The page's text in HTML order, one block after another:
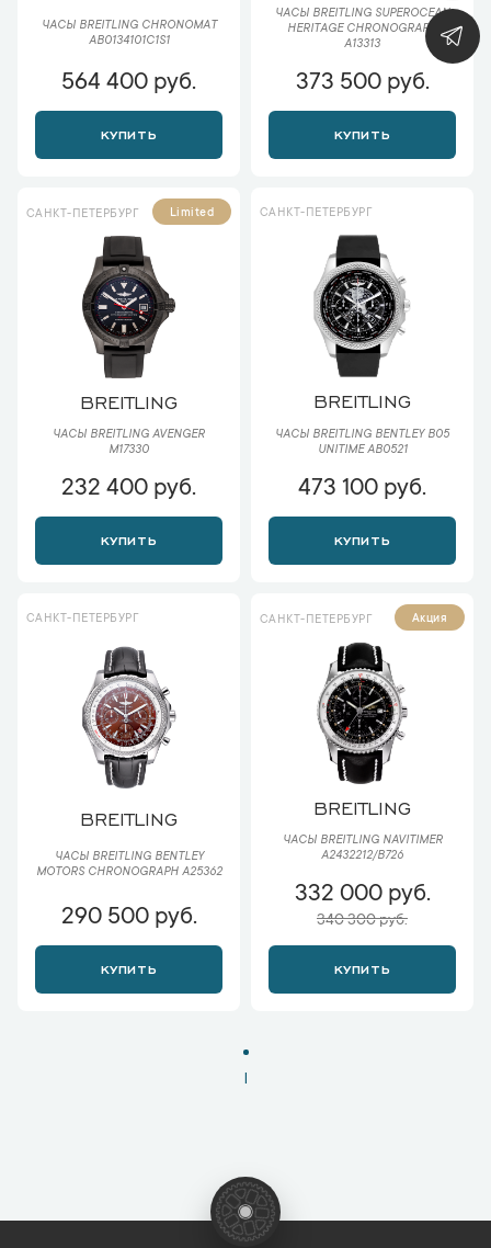
ЧАСЫ BREITLING CHRONOMAT
AB0134101C1S1
564 400 руб.
КУПИТЬ
ЧАСЫ BREITLING SUPEROCEAN
HERITAGE CHRONOGRAPH
A13313
373 500 руб.
КУПИТЬ
САНКТ-ПЕТЕРБУРГ Limited
BREITLING
ЧАСЫ BREITLING AVENGER
M17330
232 400 руб.
КУПИТЬ
САНКТ-ПЕТЕРБУРГ
BREITLING
ЧАСЫ BREITLING BENTLEY B05
UNITIME AB0521
473 100 руб.
КУПИТЬ
САНКТ-ПЕТЕРБУРГ
BREITLING
ЧАСЫ BREITLING BENTLEY
MOTORS CHRONOGRAPH A25362
290 500 руб.
КУПИТЬ
САНКТ-ПЕТЕРБУРГ Акция
BREITLING
ЧАСЫ BREITLING NAVITIMER
A2432212/B726
332 000 руб.
340 300 руб.
КУПИТЬ
1